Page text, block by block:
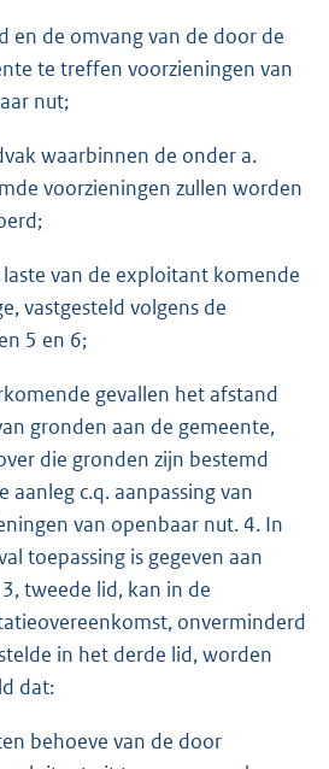
en de omvang van de door de
te treffen voorzieningen van
nut;
waarbinnen de onder a.
voorzieningen zullen worden
van de exploitant komende
vastgesteld volgens de
5 en 6;
gevallen het afstand
gronden aan de gemeente,
die gronden zijn bestemd
aanleg c.q. aanpassing van
van openbaar nut. 4. In
toepassing is gegeven aan
tweede lid, kan in de
onverminderd
in het derde lid, worden
dat:
behoeve van de door